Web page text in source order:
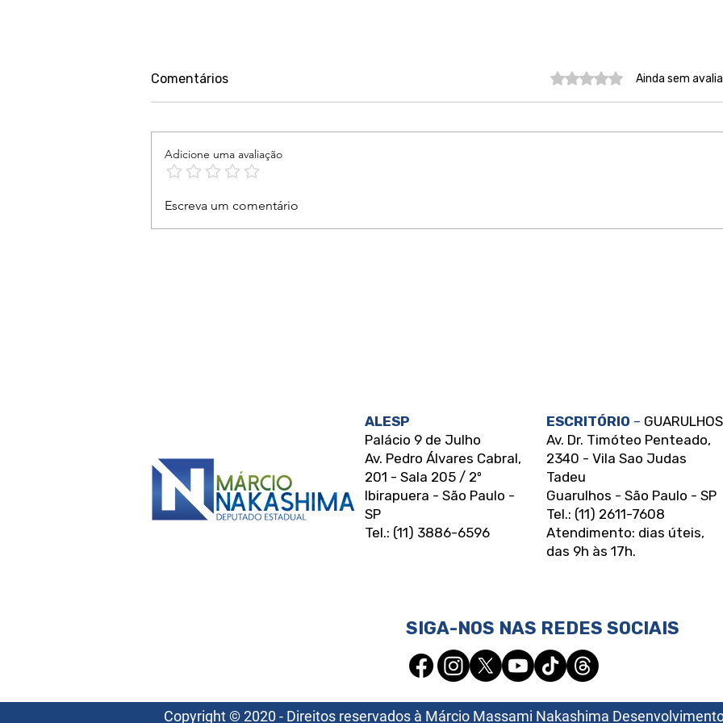
ouvir, acolher e estar ao
lado das mulheres vítimas
minha missão!
Comentários Avaliado com 0 de 5
Ainda sem
Adicione uma avaliação
Escreva um comentário
ALESP
Palácio 9 de Julho
Av. Pedro Álvares Cabral,
201 - Sala 205 / 2º
Ibirapuera - São Paulo -
SP
Tel.: (11) 3886-6596
ESCRITÓRIO – GUARULHOS
Av. Dr. Timóteo Penteado,
2340 - Vila Sao Judas
Tadeu
Guarulhos - São Paulo - SP
Tel.: (11) 2611-7608
Atendimento: dias úteis,
das 9h às 17h.
SIGA-NOS NAS REDES SOCIAIS
Copyright © 2020 - Direitos reservados à Márcio Massami Nakashima